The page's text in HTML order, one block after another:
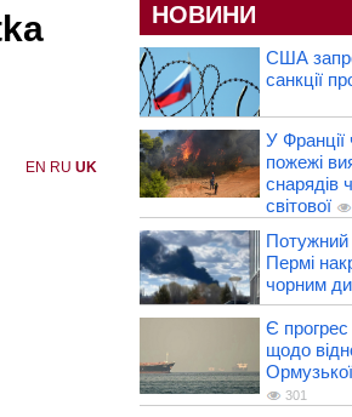
EN RU UK
НОВИНИ
США
санкції
У Франції
пожежі
снарядів
світової
Потужний
Пермі
чорним
Є прогрес
щодо
301